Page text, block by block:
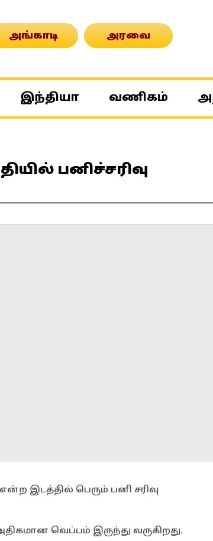
அங்காடி அரவை
இந்தியா வணிகம்
பனிச்சரிவு
இடத்தில் பெரும் பனி சரிவு
வெப்பம் இருந்து வருகிறது.